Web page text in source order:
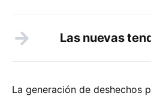
Las nuevas
La generación de deshechos